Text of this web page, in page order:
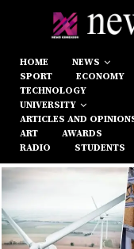
HOME
NEWS
SPORT
ECONOMY
TECHNOLOGY
UNIVERSITY
ARTICLES AND
ART
AWARDS
RADIO
STUDENTS